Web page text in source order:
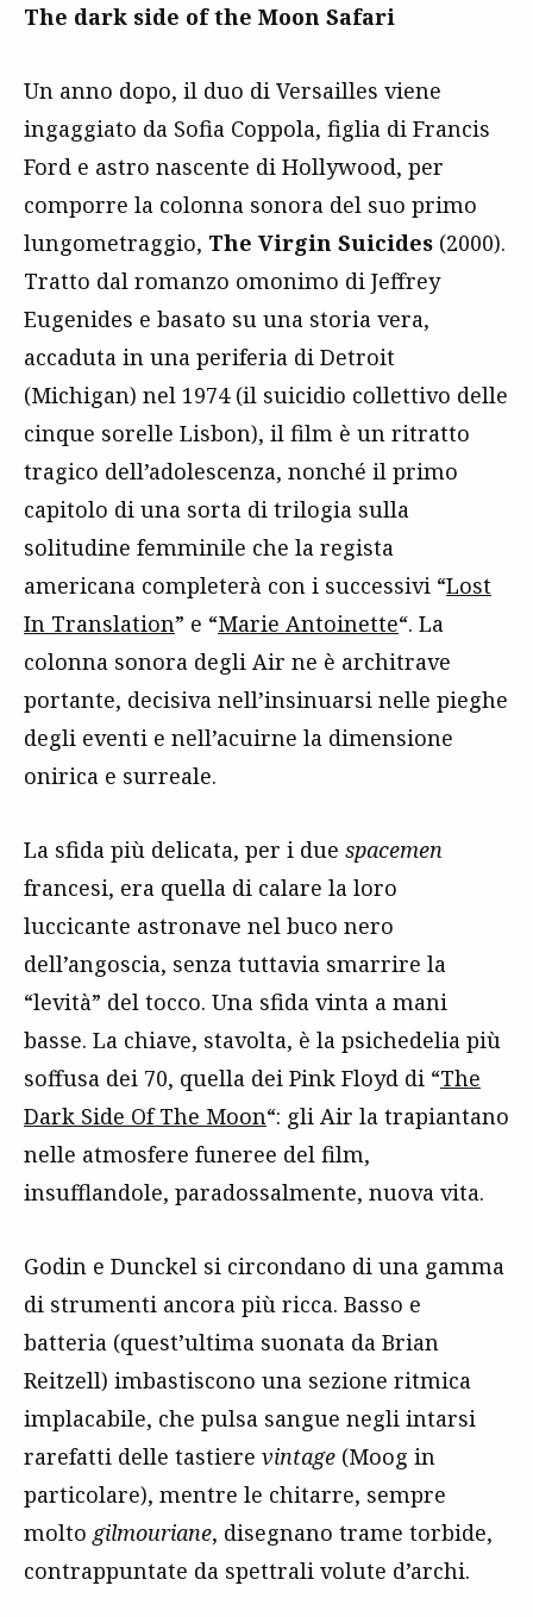
The dark side of the Moon Safari
Un anno dopo, il duo di Versailles viene
ingaggiato da Sofia Coppola, figlia di Francis
Ford e astro nascente di Hollywood, per
comporre la colonna sonora del suo primo
lungometraggio, The Virgin Suicides (2000).
Tratto dal romanzo omonimo di Jeffrey
Eugenides e basato su una storia vera,
accaduta in una periferia di Detroit
(Michigan) nel 1974 (il suicidio collettivo delle
cinque sorelle Lisbon), il film è un ritratto
tragico dell’adolescenza, nonché il primo
capitolo di una sorta di trilogia sulla
solitudine femminile che la regista
americana completerà con i successivi “Lost
In Translation” e “Marie Antoinette“. La
colonna sonora degli Air ne è architrave
portante, decisiva nell’insinuarsi nelle pieghe
degli eventi e nell’acuirne la dimensione
onirica e surreale.
La sfida più delicata, per i due spacemen
francesi, era quella di calare la loro
luccicante astronave nel buco nero
dell’angoscia, senza tuttavia smarrire la
“levità” del tocco. Una sfida vinta a mani
basse. La chiave, stavolta, è la psichedelia più
soffusa dei 70, quella dei Pink Floyd di “The
Dark Side Of The Moon“: gli Air la trapiantano
nelle atmosfere funeree del film,
insufflandole, paradossalmente, nuova vita.
Godin e Dunckel si circondano di una gamma
di strumenti ancora più ricca. Basso e
batteria (quest’ultima suonata da Brian
Reitzell) imbastiscono una sezione ritmica
implacabile, che pulsa sangue negli intarsi
rarefatti delle tastiere vintage (Moog in
particolare), mentre le chitarre, sempre
molto gilmouriane, disegnano trame torbide,
contrappuntate da spettrali volute d’archi.